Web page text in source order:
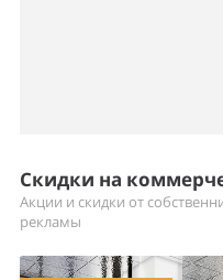
Скидки на
Акции и скидки от
рекламы